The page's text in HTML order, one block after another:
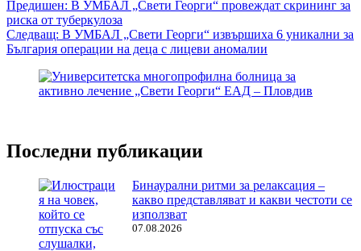
Навигация
Предишен: В УМБАЛ „Свети Георги“ провеждат скрининг за
риска от туберкулоза
Следващ: В УМБАЛ „Свети Георги“ извършиха 6 уникални за
България операции на деца с лицеви аномалии
Последни публикации
Бинаурални ритми за релаксация –
какво представляват и какви честоти се
използват
07.08.2026